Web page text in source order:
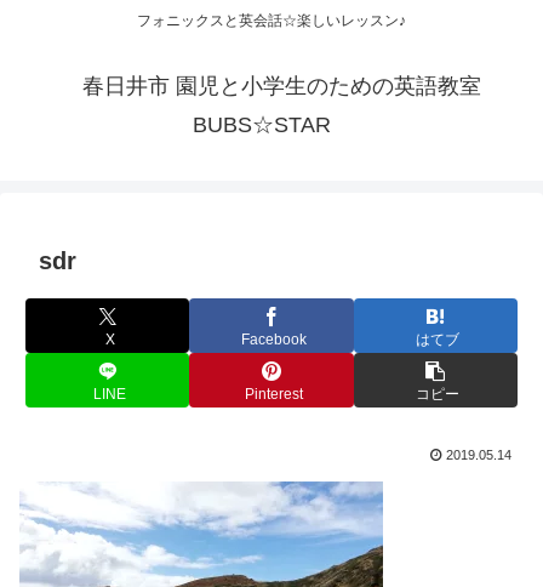
フォニックスと英会話☆楽しいレッスン♪
春日井市 園児と小学生のための英語教室
BUBS☆STAR
sdr
X Facebook はてブ
LINE Pinterest コピー
2019.05.14